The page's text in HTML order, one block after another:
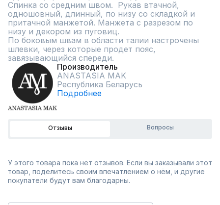
Спинка со средним швом.  Рукав втачной,
одношовный, длинный, по низу со складкой и
притачной манжетой. Манжета с разрезом по
низу и декором из пуговиц.
По боковым швам в области талии настрочены
шлевки, через которые продет пояс,
завязывающийся спереди.
Производитель
ANASTASIA MAK
Республика Беларусь
Подробнее
Отзывы Вопросы
У этого товара пока нет отзывов. Если вы заказывали этот
товар, поделитесь своим впечатлением о нём, и другие
покупатели будут вам благодарны.